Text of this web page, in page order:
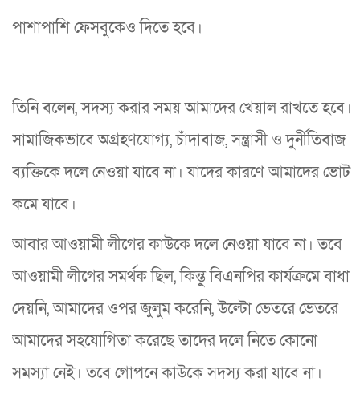
পাশাপাশি ফেসবুকেও দিতে হবে।
তিনি বলেন, সদস্য করার সময় আমাদের খেয়াল রাখতে হবে।
সামাজিকভাবে অগ্রহণযোগ্য, চাঁদাবাজ, সন্ত্রাসী ও দুর্নীতিবাজ
ব্যক্তিকে দলে নেওয়া যাবে না। যাদের কারণে আমাদের ভোট
কমে যাবে।
আবার আওয়ামী লীগের কাউকে দলে নেওয়া যাবে না। তবে
আওয়ামী লীগের সমর্থক ছিল, কিন্তু বিএনপির কার্যক্রমে বাধা
দেয়নি, আমাদের ওপর জুলুম করেনি, উল্টো ভেতরে ভেতরে
আমাদের সহযোগিতা করেছে তাদের দলে নিতে কোনো
সমস্যা নেই। তবে গোপনে কাউকে সদস্য করা যাবে না।